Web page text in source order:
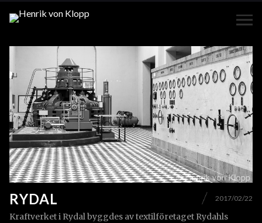
RYDAL 2017/02/22
Kraftverket i Rydal byggdes av textilföretaget Rydahls